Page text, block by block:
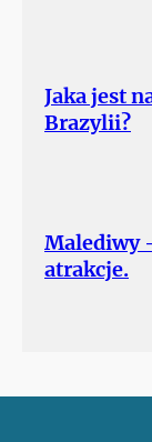
Jaka jest
Brazylii?
Malediwy
atrakcje.